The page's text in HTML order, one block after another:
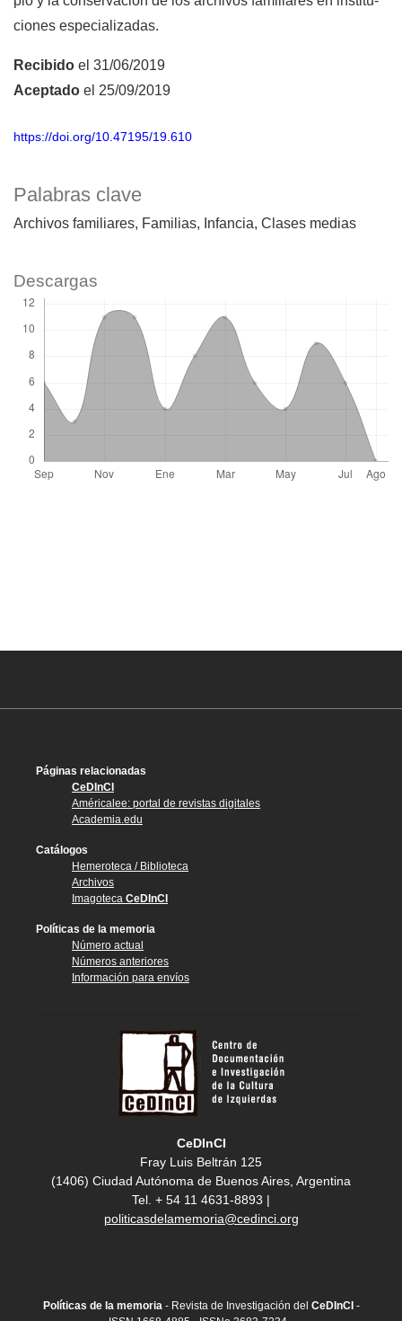
Palabras clave
Archivos familiares Familias Infancia Clases medias
ciones especializadas.
Recibido el 31/06/2019
Aceptado el 25/09/2019
https://doi.org/10.47195/19.610
Descargas
Páginas relacionadas
CeDInCI
Américalee: portal de revistas digitales
Academia.edu
Catálogos
Hemeroteca / Biblioteca
Archivos
Imagoteca CeDInCI
Políticas de la memoria
Número actual
Números anteriores
Información para envíos
CeDInCI
Fray Luis Beltrán 125
(1406) Ciudad Autónoma de Buenos Aires, Argentina
Tel. + 54 11 4631-8893 |
politicasdelamemoria@cedinci.org
Políticas de la memoria- Revista de Investigación del CeDInCI -